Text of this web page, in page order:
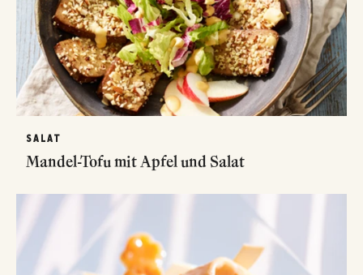
SALAT
Mandel-Tofu mit Apfel und Salat